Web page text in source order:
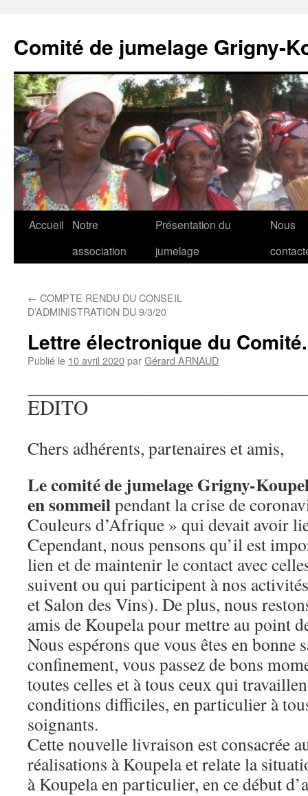
Comité de jumelage Grigny-
Aller
Accueil
Notre
association
Présentation du
jumelage
Nous
← COMPTE RENDU DU CONSEIL
D’ADMINISTRATION DU 9/3/20
Lettre électronique du
Publié le 10 avril 2020parGérard ARNAUD
EDITO
Chers adhérents, partenaires et amis,
Le comité de jumelage Grigny-
en sommeilpendant la crise de
Couleurs d’Afrique » qui devait avoir
Cependant, nous pensons qu’il est
lien et de maintenir le contact avec
suivent ou qui participent à nos
et Salon des Vins). De plus, nous
amis de Koupela pour mettre au point
Nous espérons que vous êtes en bonne
confinement, vous passez de bons
toutes celles et à tous ceux qui
conditions difficiles, en particulier à
soignants.
Cette nouvelle livraison est consacrée
réalisations à Koupela et relate la
à Koupela en particulier, en ce début